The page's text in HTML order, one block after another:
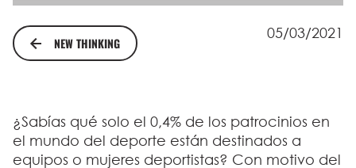
NEW THINKING
05/03/2021
¿Sabías qué solo el 0,4% de los patrocinios en
el mundo del deporte están destinados a
equipos o mujeres deportistas? Con motivo del